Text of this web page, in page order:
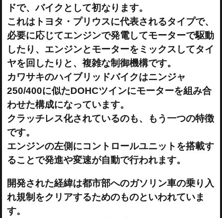
ドで、バイクとして初なります。
これはトヨタ・プリウスに代表されるタイプで、
必要に応じてエンジンで発電してモーターで駆動
したり、エンジンとモーターをミックスしてタイ
ヤを回したりと、複雑な制御機構です。
カワサキのハイブリッドバイクはニンジャ
250/400に似たDOHCツインにモーターを組み合
わせた構成になっています。
クラッチレス化されているのも、もう一つの特徴
です。
エンジンの左側にコントロールユニットを搭載す
ることで発進や変速が自動で行われます。
開発された経緯は都市部へのガソリン車の乗り入
れ規制をクリアするためのものといわれていま
す。